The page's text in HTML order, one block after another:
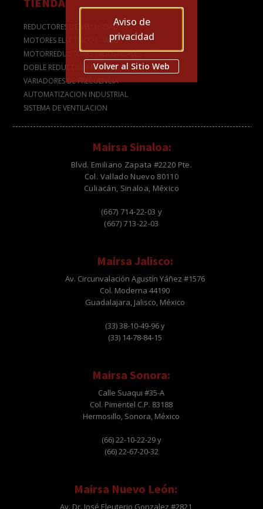
Aviso de
privacidad
Volver al Sitio Web
REDUCTORES DE VELOCIDAD
MOTORES ELÉCTRICOS - WEG
MOTORREDUCTORES INDUSTRIALES
DOBLE REDUCCIÓN NMRV
VARIADORES DE FRECUENCIA
AUTOMATIZACION INDUSTRIAL
SISTEMA DE VENTILACION
Mairsa Sinaloa:
Blvd. Emiliano Zapata #2220 Pte.
Col. Vallado Nuevo 80110
Culiacán, Sinaloa, México
(667) 714-22-03 y
(667) 713-22-03
Mairsa Jalisco:
Av. Circunvalación Agustín Yáñez #1576
Col. Moderna 44190
Guadalajara, Jalisco, México
(33) 38-10-49-96 y
(33) 14-78-84-15
Mairsa Sonora:
Calle Suaqui #35-A
Col. Pimentel C.P. 83188
Hermosillo, Sonora, México
(66) 22-10-22-29 y
(66) 22-67-20-32
Mairsa Nuevo León:
Av. Dr. José Eleuterio Gonzalez #2821